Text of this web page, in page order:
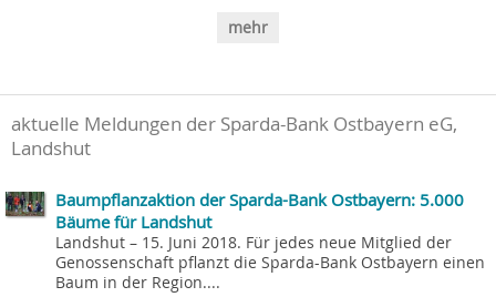
mehr
aktuelle Meldungen der Sparda-Bank Ostbayern eG,
Landshut
Baumpflanzaktion der Sparda-Bank Ostbayern: 5.000
Bäume für Landshut
Landshut – 15. Juni 2018. Für jedes neue Mitglied der
Genossenschaft pflanzt die Sparda-Bank Ostbayern einen
Baum in der Region....